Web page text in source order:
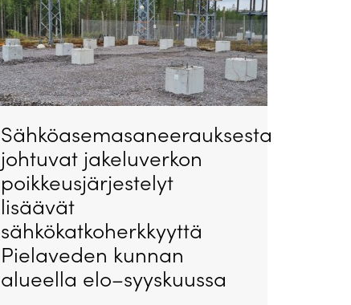
Sähköasemasaneerauksesta
johtuvat jakeluverkon
poikkeusjärjestelyt
lisäävät
sähkökatkoherkkyyttä
Pielaveden kunnan
alueella elo–syyskuussa